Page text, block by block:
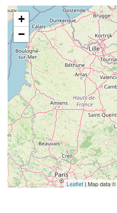
+
−
Leaflet| Map data ©